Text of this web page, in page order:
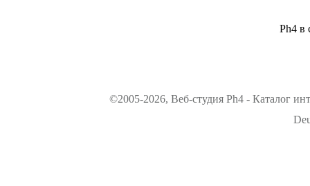
Ph4 в
©2005-2026, Веб-студия Ph4 - Каталог